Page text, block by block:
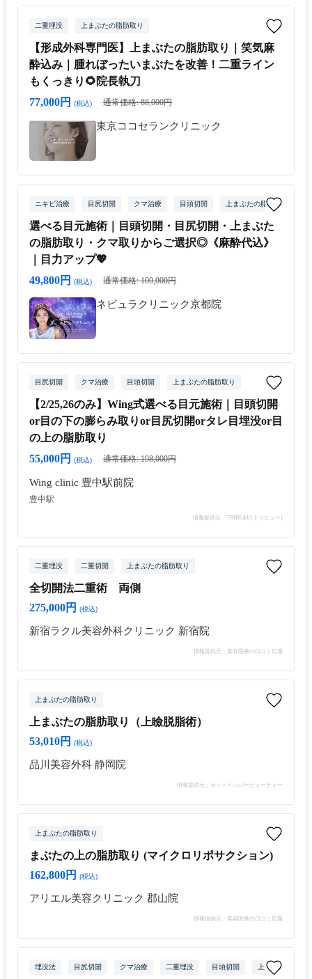
二重埋没 上まぶたの脂肪取り
【形成外科専門医】上まぶたの脂肪取り｜笑気麻
酔込み｜腫れぼったいまぶたを改善！二重ライン
もくっきり🌻院長執刀
77,000円
(税込) 通常価格: 88,000円
東京ココセランクリニック
ニキビ治療 目尻切開 クマ治療 目頭切開 上まぶたの脂肪取り
選べる目元施術｜目頭切開・目尻切開・上まぶた
の脂肪取り・クマ取りからご選択◎《麻酔代込》
｜目力アップ💖
49,800円
(税込) 通常価格: 100,000円
ネビュラクリニック京都院
目尻切開 クマ治療 目頭切開 上まぶたの脂肪取り
【2/25,26のみ】Wing式選べる目元施術｜目頭切開
or目の下の膨らみ取りor目尻切開orタレ目埋没or目
の上の脂肪取り
55,000円
(税込) 通常価格: 198,000円
Wing clinic 豊中駅前院
豊中駅
情報提供元：TRIBEAU(トリビュー)
二重埋没 二重切開 上まぶたの脂肪取り
全切開法二重術 両側
275,000円
(税込)
新宿ラクル美容外科クリニック 新宿院
情報提供元：美容医療の口コミ広場
上まぶたの脂肪取り
上まぶたの脂肪取り（上瞼脱脂術）
53,010円
(税込)
品川美容外科 静岡院
情報提供元：ホットペッパービューティー
上まぶたの脂肪取り
まぶたの上の脂肪取り (マイクロリポサクション)
162,800円
(税込)
アリエル美容クリニック 郡山院
情報提供元：美容医療の口コミ広場
埋没法 目尻切開 クマ治療 二重埋没 目頭切開 上まぶたの脂肪